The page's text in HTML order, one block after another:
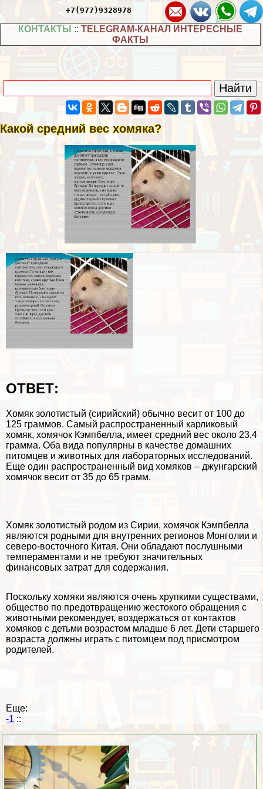
+7(977)9328978
КОНТАКТЫ :: TELEGRAM-КАНАЛ ИНТЕРЕСНЫЕ
ФАКТЫ
Какой средний вес хомяка?
ОТВЕТ:
Хомяк золотистый (сирийский) обычно весит от 100 до
125 граммов. Самый распространенный карликовый
хомяк, хомячок Кэмпбелла, имеет средний вес около 23,4
грамма. Оба вида популярны в качестве домашних
питомцев и животных для лабораторных исследований.
Еще один распространенный вид хомяков – джунгарский
хомячок весит от 35 до 65 грамм.
Хомяк золотистый родом из Сирии, хомячок Кэмпбелла
являются родными для внутренних регионов Монголии и
северо-восточного Китая. Они обладают послушными
темпераментами и не требуют значительных
финансовых затрат для содержания.
Поскольку хомяки являются очень хрупкими существами,
общество по предотвращению жестокого обращения с
животными рекомендует, воздержаться от контактов
хомяков с детьми возрастом младше 6 лет. Дети старшего
возраста должны играть с питомцем под присмотром
родителей.
Еще:
-1 ::